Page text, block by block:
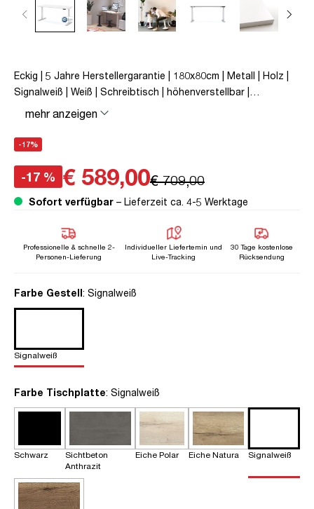
Eckig | 5 Jahre Herstellergarantie | 180x80cm | Metall | Holz |
Signalweiß | Weiß | Schreibtisch | höhenverstellbar |
unmontiert | Pitino | bis zu 50 kg | Signalweiß | TÜV© geprüfte
Ergonomie | TÜV© mobiles Arbeiten | Kollisions-Schutz |
Elektrisch höhenverstellbar | Familiengerecht |
mehr anzeigen
-17%
-17 % € 589,00€ 709,00
Sofort verfügbar – Lieferzeit ca. 4-5 Werktage
Professionelle & schnelle 2-
Personen-Lieferung
Individueller Liefertemin und
Live-Tracking
30 Tage kostenlose
Rücksendung
Farbe Gestellauswählen
: Signalweiß
Signalweiß
Farbe Tischplatteauswählen
: Signalweiß
Schwarz
Sichtbeton
Anthrazit
Eiche Polar Eiche Natura Signalweiß